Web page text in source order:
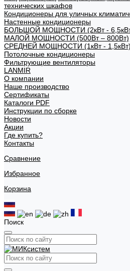
технических шкафов
Кондиционеры для уличных
Настенные кондиционеры
БОЛЬШОЙ МОЩНОСТИ (2кВт -
МАЛОЙ МОЩНОСТИ (500Вт – 800Вт)
СРЕДНЕЙ МОЩНОСТИ (1кВт - 1,5кВт)
Потолочные кондиционеры
Фильтрующие вентиляторы
LANMIR
О компании
Наше производство
Сертификаты
Каталоги PDF
Инструкции по сборке
Новости
Акции
Где купить?
Контакты
Сравнение
Избранное
Корзина
Поиск